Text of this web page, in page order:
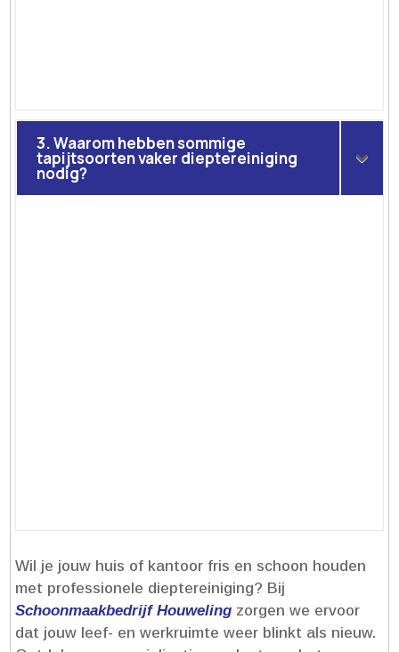
3. Waarom hebben sommige
tapijtsoorten vaker dieptereiniging
nodig?
Wil je jouw huis of kantoor fris en schoon houden
met professionele dieptereiniging? Bij
Schoonmaakbedrijf Houweling zorgen we ervoor
dat jouw leef- en werkruimte weer blinkt als nieuw.​